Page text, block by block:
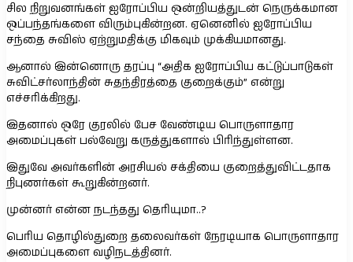
சில நிறுவனங்கள் ஐரோப்பிய ஒன்றியத்துடன் நெருக்கமான
ஒப்பந்தங்களை விரும்புகின்றன. ஏனெனில் ஐரோப்பிய
சந்தை சுவிஸ் ஏற்றுமதிக்கு மிகவும் முக்கியமானது.
ஆனால் இன்னொரு தரப்பு “அதிக ஐரோப்பிய கட்டுப்பாடுகள்
சுவிட்சர்லாந்தின் சுதந்திரத்தை குறைக்கும்” என்று
எச்சரிக்கிறது.
இதனால் ஒரே குரலில் பேச வேண்டிய பொருளாதார
அமைப்புகள் பல்வேறு கருத்துகளால் பிரிந்துள்ளன.
இதுவே அவர்களின் அரசியல் சக்தியை குறைத்துவிட்டதாக
நிபுணர்கள் கூறுகின்றனர்.
முன்னர் என்ன நடந்தது தெரியுமா..?
பெரிய தொழில்துறை தலைவர்கள் நேரடியாக பொருளாதார
அமைப்புகளை வழிநடத்தினர்.